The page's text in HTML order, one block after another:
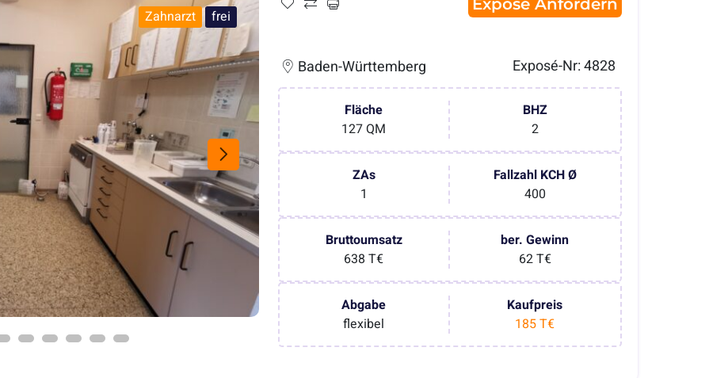
Zahnarzt frei
Exposé Anfordern
Baden-Württemberg Exposé-Nr: 4828
Fläche
127 QM
BHZ
2
ZAs
1
Fallzahl KCH Ø
400
Bruttoumsatz
638 T€
ber. Gewinn
62 T€
Abgabe
flexibel
Kaufpreis
185 T€